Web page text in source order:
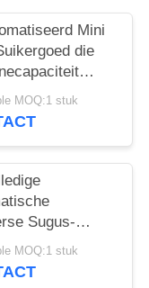
Mini
die
400-600 Kg/u
MOQ:1 stuk
Sugus-
van de
MOQ:1 stuk